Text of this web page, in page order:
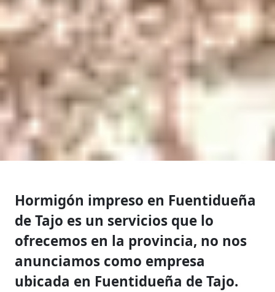
Hormigón impreso en Fuentidueña
de Tajo es un servicios que lo
ofrecemos en la provincia, no nos
anunciamos como empresa
ubicada en Fuentidueña de Tajo.